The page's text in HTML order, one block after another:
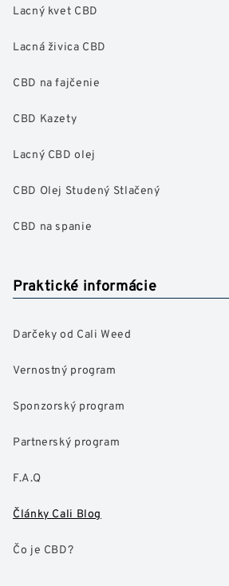
Lacný kvet CBD
Lacná živica CBD
CBD na fajčenie
CBD Kazety
Lacný CBD olej
CBD Olej Studený Stlačený
CBD na spanie
Praktické informácie
Darčeky od Cali Weed
Vernostný program
Sponzorský program
Partnerský program
F.A.Q
Články Cali Blog
Čo je CBD?